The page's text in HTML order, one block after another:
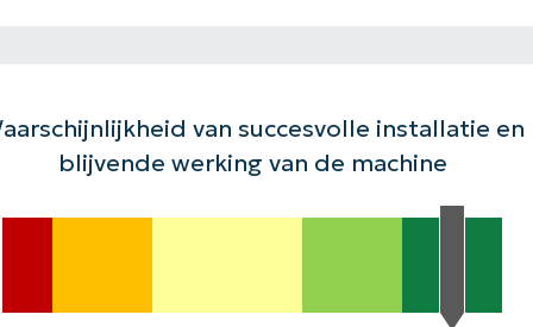
van succesvolle installatie en
blijvende werking van de machine